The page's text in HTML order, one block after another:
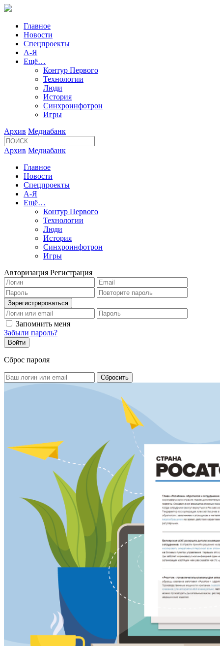
Главное
Новости
Спецпроекты
А-Я
Ещё…
Контур Первого
Технологии
Люди
История
Синхроинфотрон
Игры
Архив Медиабанк
Архив Медиабанк
Главное
Новости
Спецпроекты
А-Я
Ещё…
Контур Первого
Технологии
Люди
История
Синхроинфотрон
Игры
Авторизация Регистрация
Запомнить меня
Забыли пароль?
Сброс пароля